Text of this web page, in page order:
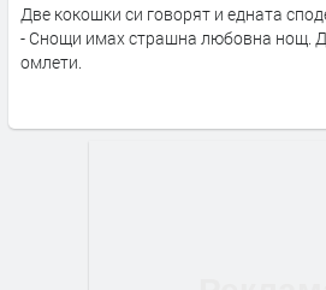
Две кокошки си говорят и едната
- Снощи имах страшна любовна нощ.
омлети.